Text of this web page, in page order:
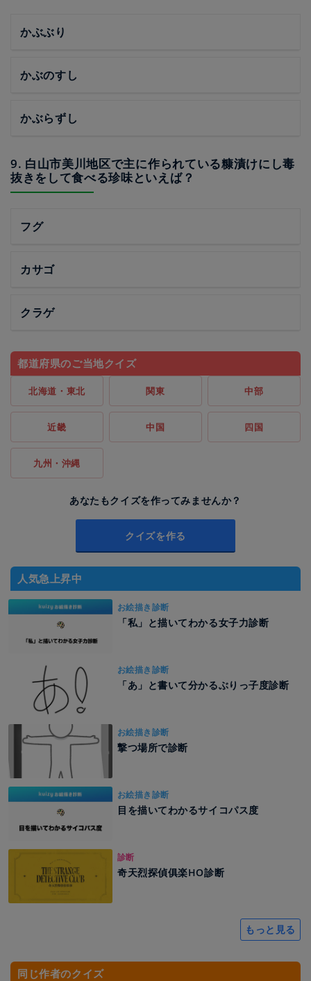
かぶぶり
かぶのすし
かぶらずし
9. 白山市美川地区で主に作られている糠漬けにし毒
抜きをして食べる珍味といえば？
フグ
カサゴ
クラゲ
都道府県のご当地クイズ
北海道・東北 関東 中部
近畿 中国 四国
九州・沖縄
あなたもクイズを作ってみませんか？
クイズを作る
人気急上昇中
お絵描き診断
「私」と描いてわかる女子力診断
お絵描き診断
「あ」と書いて分かるぶりっ子度診断
お絵描き診断
撃つ場所で診断
お絵描き診断
目を描いてわかるサイコパス度
診断
奇天烈探偵俱楽HO診断
もっと見る
同じ作者のクイズ